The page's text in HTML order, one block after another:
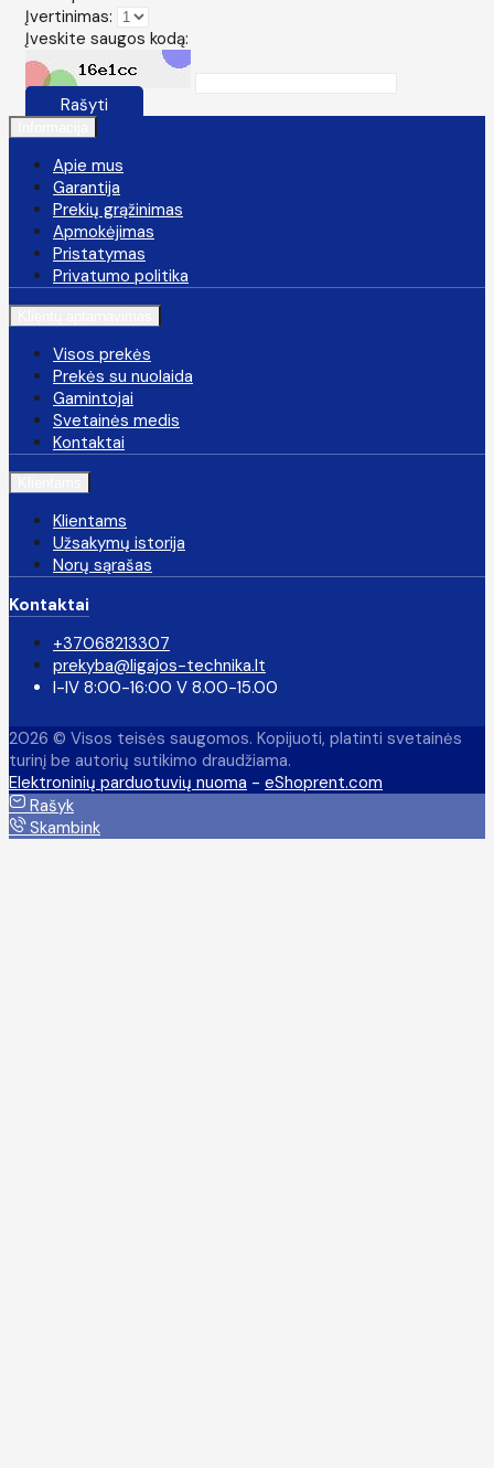
Įvertinimas:
Įveskite saugos kodą:
Rašyti
Apie mus
Garantija
Prekių grąžinimas
Apmokėjimas
Pristatymas
Privatumo politika
Visos prekės
Prekės su nuolaida
Gamintojai
Svetainės medis
Kontaktai
Klientams
Užsakymų istorija
Norų sąrašas
Kontaktai
+37068213307
prekyba@ligajos-technika.lt
I-IV 8:00-16:00 V 8.00-15.00
2026 © Visos teisės saugomos. Kopijuoti, platinti svetainės
turinį be autorių sutikimo draudžiama.
Elektroninių parduotuvių nuoma - eShoprent.com
Rašyk
Skambink